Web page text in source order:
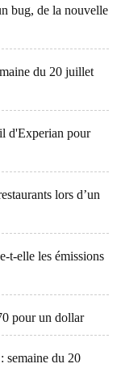
bug, de la nouvelle
du 20 juillet
d'Experian pour
lors d’un
t-elle les émissions
pour un dollar
semaine du 20